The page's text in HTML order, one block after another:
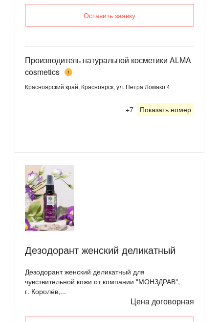
Оставить заявку
Производитель натуральной косметики ALMA
cosmetics
1
Красноярский край, Красноярск, ул. Петра Ломако 4
+7 Показать номер
Дезодорант женский деликатный
Дезодорант женский деликатный для
чувствительной кожи от компании "МОНЗДРАВ",
г. Королёв,...
Цена договорная